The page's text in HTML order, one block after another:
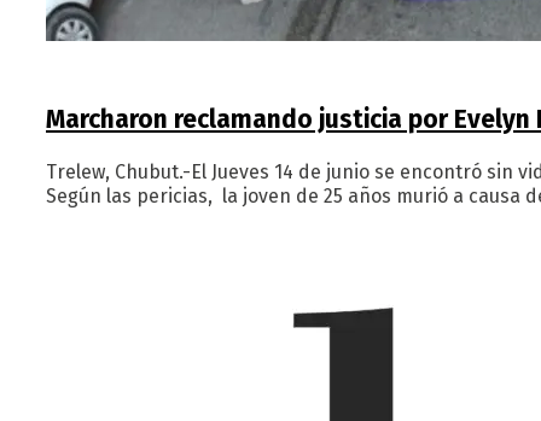
Marcharon reclamando justicia por Evelyn
Trelew, Chubut.-El Jueves 14 de junio se encontró sin
Según las pericias, la joven de 25 años murió a causa